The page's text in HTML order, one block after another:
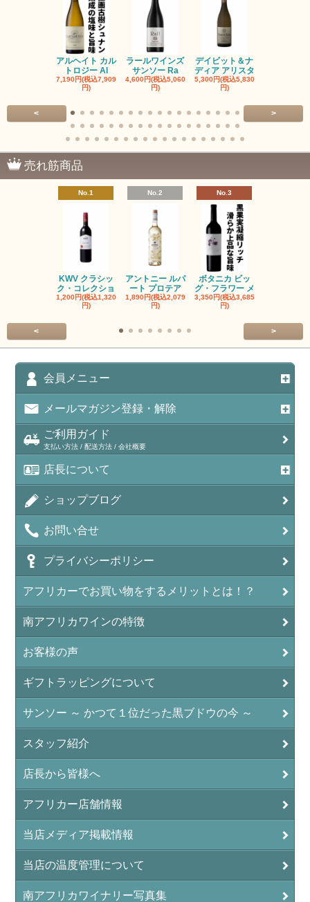
アルヘイト カル
トロジー Al
7,190円(税込7,909
円)
ラールワインズ
サンソー Ra
4,600円(税込5,060
円)
デイビット＆ナ
ディア アリスタ
5,300円(税込5,830
円)
< >
売れ筋商品
No.1
KWV クラシッ
ク・コレクショ
1,200円(税込1,320
円)
No.2
アントニー ルパ
ート プロテア
1,890円(税込2,079
円)
No.3
ボタニカ ビッ
グ・フラワー メ
3,350円(税込3,685
円)
< >
会員メニュー
メールマガジン登録・解除
ご利用ガイド
支払い方法 / 配送方法 / 会社概要
店長について
ショップブログ
お問い合せ
プライバシーポリシー
アフリカーでお買い物をするメリットとは！？
南アフリカワインの特徴
お客様の声
ギフトラッピングについて
サンソー ～ かつて１位だった黒ブドウの今 ～
スタッフ紹介
店長から皆様へ
アフリカー店舗情報
当店メディア掲載情報
当店の温度管理について
南アフリカワイナリー写真集